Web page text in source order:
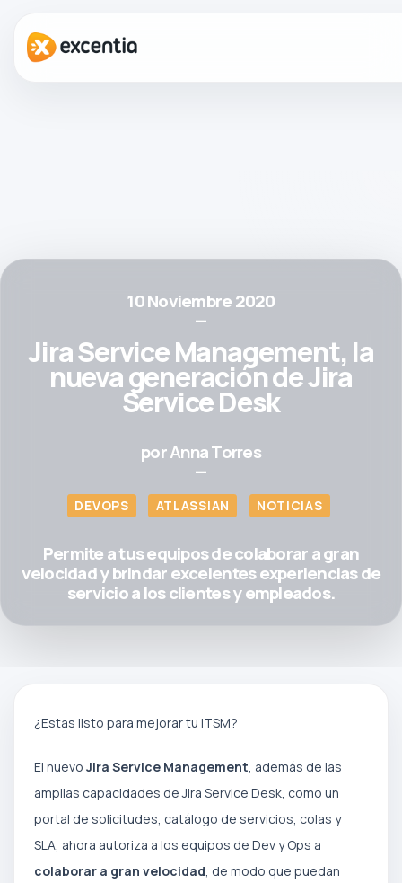
10 Noviembre 2020
—
Jira Service Management, la
nueva generación de Jira
Service Desk
porAnna Torres
—
DEVOPS ATLASSIAN NOTICIAS
Permite a tus equipos de colaborar a gran
velocidad y brindar excelentes experiencias de
servicio a los clientes y empleados.
¿Estas listo para mejorar tu ITSM?
El nuevo Jira Service Management, además de las
amplias capacidades de Jira Service Desk, como un
portal de solicitudes, catálogo de servicios, colas y
SLA, ahora autoriza a los equipos de Dev y Ops a
colaborar a gran velocidad, de modo que puedan